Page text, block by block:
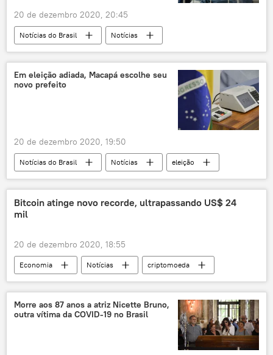
20 de dezembro 2020, 20:45
Notícias do Brasil
Notícias
COVID-19 e Brasil em meados de dezembro
São Paulo
Goiás
G1
consórcios
Em eleição adiada, Macapá escolhe seu
novo prefeito
20 de dezembro 2020, 19:50
Notícias do Brasil Notícias
eleição
eleições
pleito
Cidadania
votos
Amapá
segundo turno
Bitcoin atinge novo recorde, ultrapassando US$ 24
mil
20 de dezembro 2020, 18:55
Economia Notícias
criptomoeda
criptomoedas
bitcoin
moeda
moedas
moeda virtual
valorização
recorde
Morre aos 87 anos a atriz Nicette Bruno,
outra vítima da COVID-19 no Brasil